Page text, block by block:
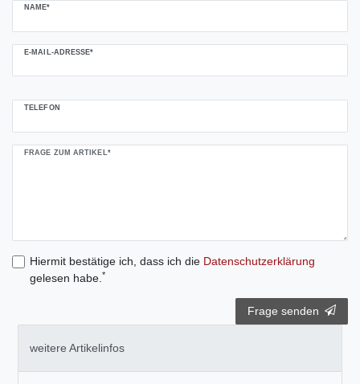
NAME*
E-MAIL-ADRESSE*
TELEFON
FRAGE ZUM ARTIKEL*
Hiermit bestätige ich, dass ich die Daten­schutz­erklärung
gelesen habe. *
Frage senden
weitere Artikelinfos